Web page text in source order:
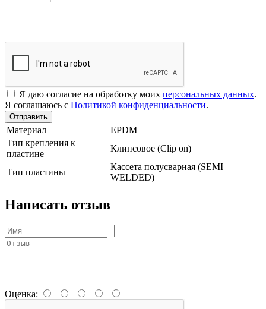
Я даю согласие на обработку моих персональных данных.
Я соглашаюсь с Политикой конфиденциальности.
Отправить
Материал
EPDM
Тип крепления к
пластине
Клипсовое (Clip on)
Тип пластины
Кассета полусварная (SEMI
WELDED)
Написать отзыв
Оценка: